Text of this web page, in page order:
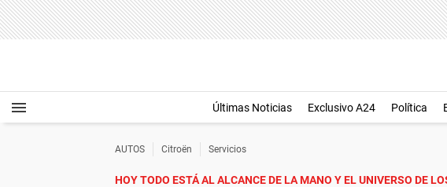
Últimas Noticias Exclusivo A24 Política
AUTOS Citroën Servicios
HOY TODO ESTÁ AL ALCANCE DE LA MANO Y EL UNIVERSO DE